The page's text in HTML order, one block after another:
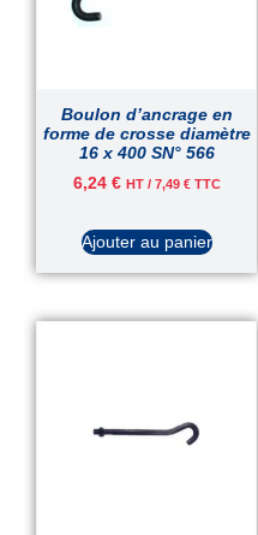
Boulon d’ancrage en
forme de crosse diamètre
16 x 400 SN° 566
6,24 € HT / 7,49 €TTC
Ajouter au panier